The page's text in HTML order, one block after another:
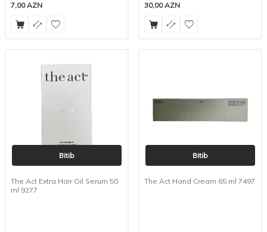
7,00AZN 30,00AZN
Bitib
The Act Extra Hair Oil Serum 50
ml 9277
Bitib
The Act Hand Cream 65 ml 7497